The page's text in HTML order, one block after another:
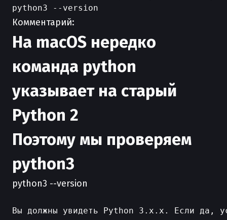
Комментарий:
На macOS нередко
команда python
указывает на старый
Python 2
Поэтому мы проверяем
python3
python3 --version
Вы должны увидеть Python 3.x.x. Если да,